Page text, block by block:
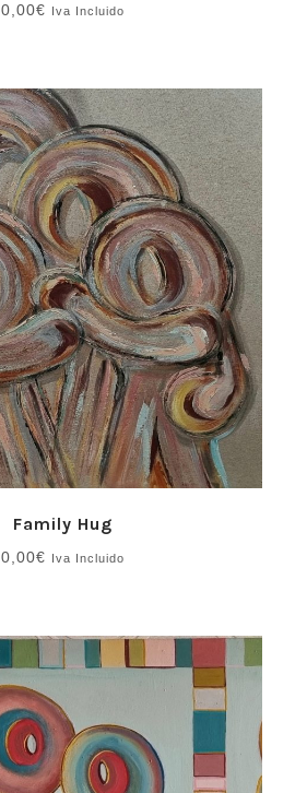
0,00€ Iva Incluido
Family Hug
0,00€ Iva Incluido